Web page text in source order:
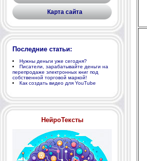
Карта сайта
Последние статьи:
Нужны деньги уже сегодня?
Писатели, зарабатывайте деньги на
перепродаже электронных книг под
собственной торговой маркой!
Как создать видео для YouTube
НейроТексты